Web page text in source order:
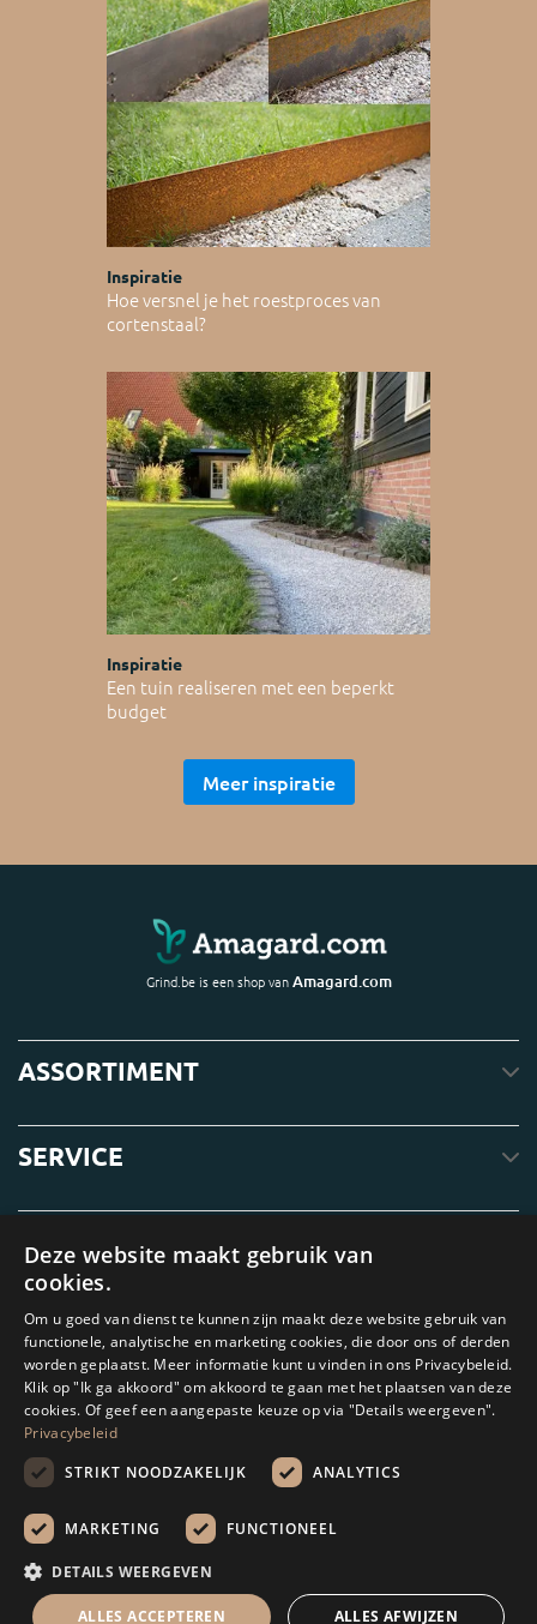
Inspiratie
Hoe versnel je het roestproces van
cortenstaal?
Inspiratie
Een tuin realiseren met een beperkt
budget
Meer inspiratie
Grind.be is een shop vanAmagard.com
ASSORTIMENT
SERVICE
OVER ONS
website mag zonder schriftelijke toestemming van Kranendonk B.V. worden
Deze website maakt gebruik van
cookies.
Om u goed van dienst te kunnen zijn maakt deze website gebruik van
functionele, analytische en marketing cookies, die door ons of derden
worden geplaatst. Meer informatie kunt u vinden in ons Privacybeleid.
Klik op "Ik ga akkoord" om akkoord te gaan met het plaatsen van deze
cookies. Of geef een aangepaste keuze op via "Details weergeven".
Privacybeleid
STRIKT NOODZAKELIJK
ANALYTICS
MARKETING FUNCTIONEEL
DETAILS WEERGEVEN
ALLES ACCEPTEREN ALLES AFWIJZEN